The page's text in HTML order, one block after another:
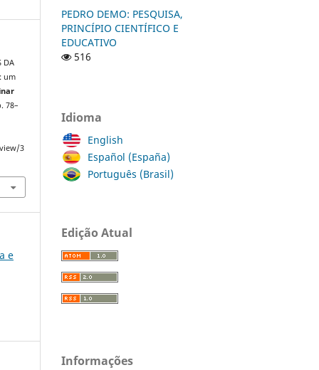
DA
um
78–
3
e
PEDRO DEMO: PESQUISA,
PRINCÍPIO CIENTÍFICO E
EDUCATIVO
516
Idioma
English
Español (España)
Português (Brasil)
Edição Atual
Informações